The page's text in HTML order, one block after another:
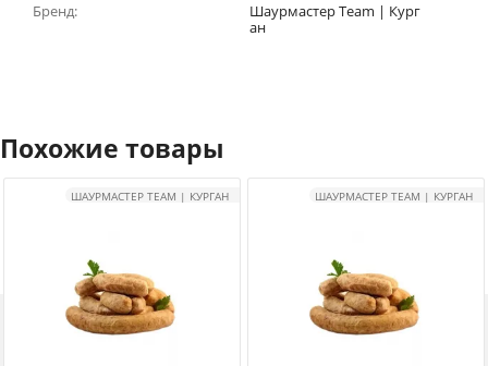
Бренд:
Шаурмастер Team | Кург
ан
Похожие товары
ШАУРМАСТЕР TEAM | КУРГАН ШАУРМАСТЕР TEAM | КУРГАН